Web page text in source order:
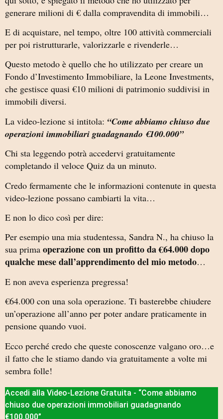
generare milioni di € dalla compravendita di immobili…
E di acquistare, nel tempo, oltre 100 attività commerciali
per poi ristrutturarle, valorizzarle e rivenderle…
Questo metodo è quello che ho utilizzato per creare un
Fondo d’Investimento Immobiliare, la Leone Investments,
che gestisce quasi €10 milioni di patrimonio suddivisi in
immobili diversi.
La video-lezione si intitola: “Come abbiamo chiuso due
operazioni immobiliari guadagnando €100.000”
Chi sta leggendo potrà accedervi gratuitamente
completando il veloce Quiz da un minuto.
Credo fermamente che le informazioni contenute in questa
video-lezione possano cambiarti la vita…
E non lo dico così per dire:
Per esempio una mia studentessa, Sandra N., ha chiuso la
sua prima operazione con un profitto da €64.000 dopo
qualche mese dall’apprendimento del mio metodo…
E non aveva esperienza pregressa!
€64.000 con una sola operazione. Ti basterebbe chiudere
un’operazione all’anno per poter andare praticamente in
pensione quando vuoi.
Ecco perché credo che queste conoscenze valgano oro…e
il fatto che le stiamo dando via gratuitamente a volte mi
sembra folle!
Accedi alla Video-Lezione Gratuita - “Come abbiamo
chiuso due operazioni immobiliari guadagnando
€100.000”